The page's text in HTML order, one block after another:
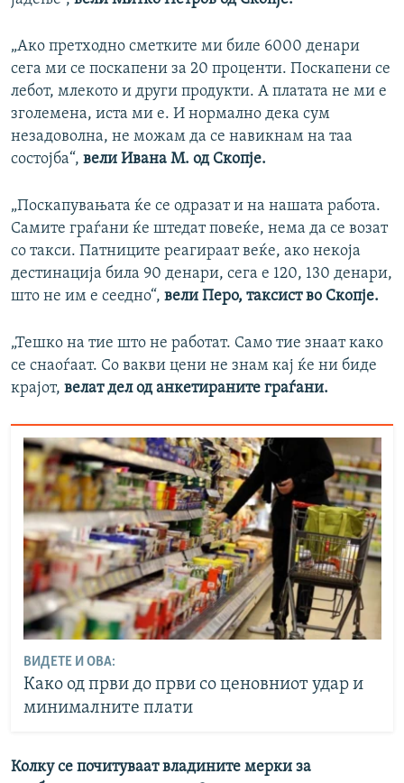
„Ако претходно сметките ми биле 6000 денари
сега ми се поскапени за 20 проценти. Поскапени се
лебот, млекото и други продукти. А платата не ми е
зголемена, иста ми е. И нормално дека сум
незадоволна, не можам да се навикнам на таа
состојба“, вели Ивана М. од Скопје.
„Поскапувањата ќе се одразат и на нашата работа.
Самите граѓани ќе штедат повеќе, нема да се возат
со такси. Патниците реагираат веќе, ако некоја
дестинација била 90 денари, сега е 120, 130 денари,
што не им е сеедно“, вели Перо, таксист во Скопје.
„Тешко на тие што не работат. Само тие знаат како
се снаоѓаат. Со вакви цени не знам кај ќе ни биде
крајот, велат дел од анкетираните граѓани.
ВИДЕТЕ И ОВА:
Како од први до први со ценовниот удар и
минималните плати
Колку се почитуваат владините мерки за